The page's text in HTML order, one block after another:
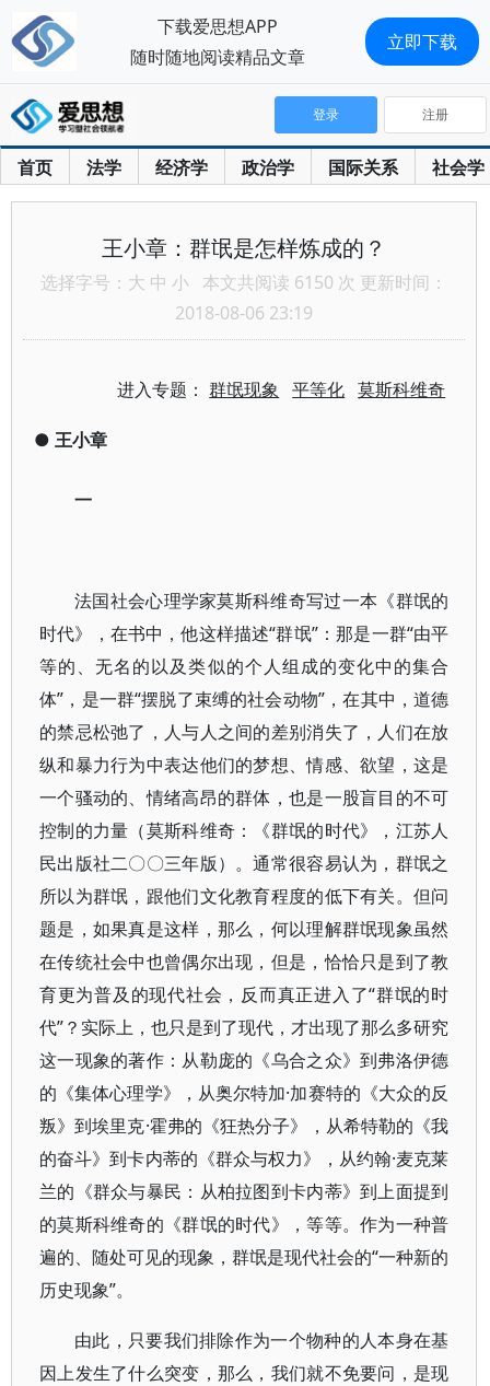
首页 法学 经济学 政治学 国际关系 社会学
登录 注册
王小章：群氓是怎样炼成的？
选择字号： 大 中 小 本文共阅读 6150 次 更新时间：
2018-08-06 23:19
进入专题：群氓现象 平等化 莫斯科维奇
● 王小章
一
法国社会心理学家莫斯科维奇写过一本《群氓的
时代》，在书中，他这样描述“群氓”：那是一群“由平
等的、无名的以及类似的个人组成的变化中的集合
体”，是一群“摆脱了束缚的社会动物”，在其中，道德
的禁忌松弛了，人与人之间的差别消失了，人们在放
纵和暴力行为中表达他们的梦想、情感、欲望，这是
一个骚动的、情绪高昂的群体，也是一股盲目的不可
控制的力量（莫斯科维奇：《群氓的时代》，江苏人
民出版社二〇〇三年版）。通常很容易认为，群氓之
所以为群氓，跟他们文化教育程度的低下有关。但问
题是，如果真是这样，那么，何以理解群氓现象虽然
在传统社会中也曾偶尔出现，但是，恰恰只是到了教
育更为普及的现代社会，反而真正进入了“群氓的时
代”？实际上，也只是到了现代，才出现了那么多研究
这一现象的著作：从勒庞的《乌合之众》到弗洛伊德
的《集体心理学》，从奥尔特加·加赛特的《大众的反
叛》到埃里克·霍弗的《狂热分子》，从希特勒的《我
的奋斗》到卡内蒂的《群众与权力》，从约翰·麦克莱
兰的《群众与暴民：从柏拉图到卡内蒂》到上面提到
的莫斯科维奇的《群氓的时代》，等等。作为一种普
遍的、随处可见的现象，群氓是现代社会的“一种新的
历史现象”。
由此，只要我们排除作为一个物种的人本身在基
因上发生了什么突变，那么，我们就不免要问，是现
下载爱思想APP
随时随地阅读精品文章
立即下载